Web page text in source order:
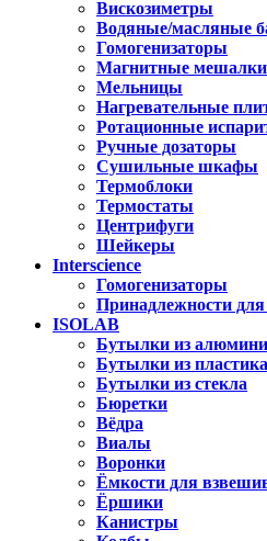
Вискозиметры
Водяные/масляные
Гомогенизаторы
Магнитные мешалки
Мельницы
Нагревательные
Ротационные
Ручные дозаторы
Сушильные шкафы
Термоблоки
Термостаты
Центрифуги
Шейкеры
Interscience
Гомогенизаторы
Принадлежности для
ISOLAB
Бутылки из
Бутылки из пластика
Бутылки из стекла
Бюретки
Вёдра
Виалы
Воронки
Ёмкости для
Ёршики
Канистры